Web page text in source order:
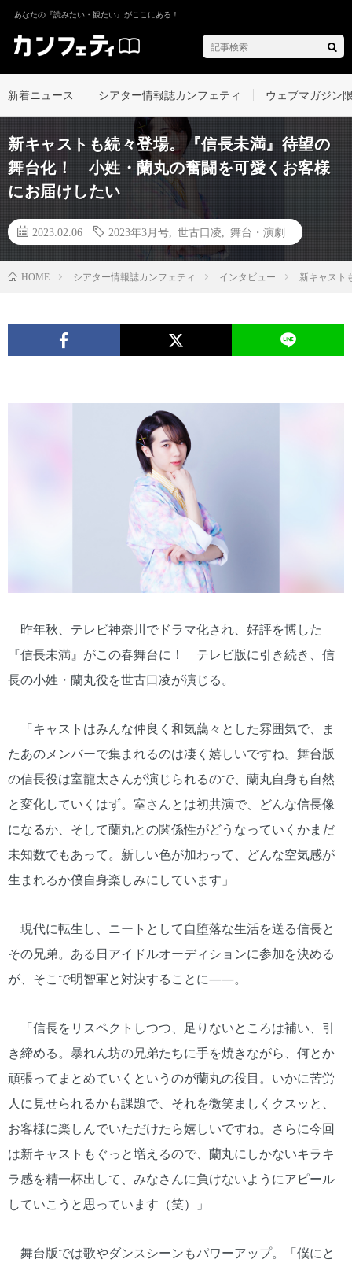
あなたの『読みたい・観たい』がここにある！
新着ニュース シアター情報誌カンフェティ ウェブマガジン
新キャストも続々登場。『信長未満』待望の
舞台化！ 小姓・蘭丸の奮闘を可愛くお客様
にお届けしたい
2023.02.06 2023年3月号 世古口凌 舞台・演劇
HOME シアター情報誌カンフェティ インタビュー 新キャスト
昨年秋、テレビ神奈川でドラマ化され、好評を博した
『信長未満』がこの春舞台に！ テレビ版に引き続き、信
長の小姓・蘭丸役を世古口凌が演じる。
「キャストはみんな仲良く和気藹々とした雰囲気で、ま
たあのメンバーで集まれるのは凄く嬉しいですね。舞台版
の信長役は室龍太さんが演じられるので、蘭丸自身も自然
と変化していくはず。室さんとは初共演で、どんな信長像
になるか、そして蘭丸との関係性がどうなっていくかまだ
未知数でもあって。新しい色が加わって、どんな空気感が
生まれるか僕自身楽しみにしています」
現代に転生し、ニートとして自堕落な生活を送る信長と
その兄弟。ある日アイドルオーディションに参加を決める
が、そこで明智軍と対決することに――。
「信長をリスペクトしつつ、足りないところは補い、引
き締める。暴れん坊の兄弟たちに手を焼きながら、何とか
頑張ってまとめていくというのが蘭丸の役目。いかに苦労
人に見せられるかも課題で、それを微笑ましくクスッと、
お客様に楽しんでいただけたら嬉しいですね。さらに今回
は新キャストもぐっと増えるので、蘭丸にしかないキラキ
ラ感を精一杯出して、みなさんに負けないようにアピール
していこうと思っています（笑）」
舞台版では歌やダンスシーンもパワーアップ。「僕にと